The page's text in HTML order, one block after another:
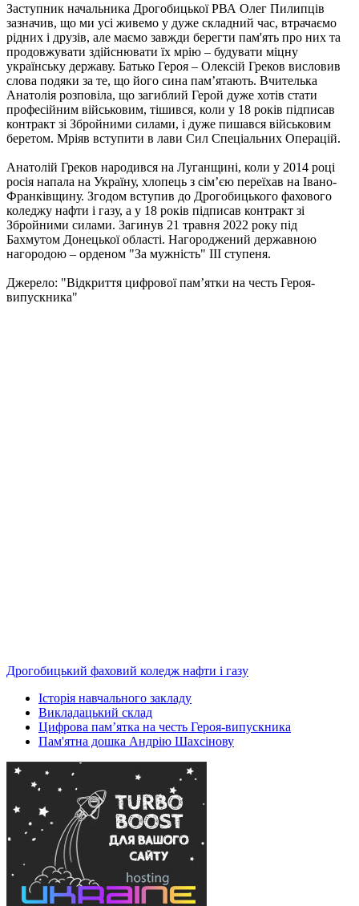
Заступник начальника Дрогобицької РВА Олег Пилипців
зазначив, що ми усі живемо у дуже складний час, втрачаємо
рідних і друзів, але маємо завжди берегти пам'ять про них та
продовжувати здійснювати їх мрію – будувати міцну
українську державу. Батько Героя – Олексій Греков висловив
слова подяки за те, що його сина пам’ятають. Вчителька
Анатолія розповіла, що загиблий Герой дуже хотів стати
професійним військовим, тішився, коли у 18 років підписав
контракт зі Збройними силами, і дуже пишався військовим
беретом. Мріяв вступити в лави Сил Спеціальних Операцій.
Анатолій Греков народився на Луганщині, коли у 2014 році
росія напала на Україну, хлопець з сім’єю переїхав на Івано-
Франківщину. Згодом вступив до Дрогобицького фахового
коледжу нафти і газу, а у 18 років підписав контракт зі
Збройними силами. Загинув 21 травня 2022 року під
Бахмутом Донецької області. Нагороджений державною
нагородою – орденом "За мужність" ІІІ ступеня.
Джерело: "Відкриття цифрової пам’ятки на честь Героя-
випускника"
Дрогобицький фаховий коледж нафти і газу
Історія навчального закладу
Викладацький склад
Цифрова пам’ятка на честь Героя-випускника
Пам'ятна дошка Андрію Шахсінову